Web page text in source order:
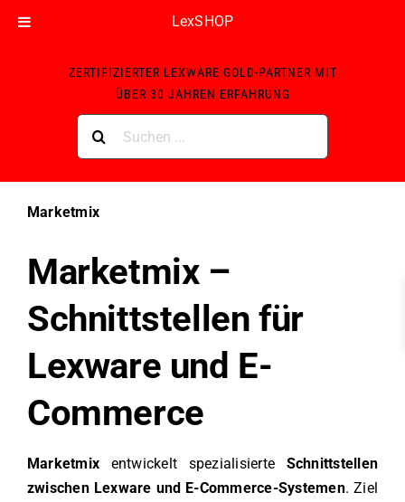
LexSHOP
ZERTIFIZIERTER LEXWARE GOLD-PARTNER MIT
ÜBER 30 JAHREN ERFAHRUNG
nach:
Marketmix
Marketmix –
Schnittstellen für
Lexware und E-
Commerce
Marketmix entwickelt spezialisierte Schnittstellen
zwischen Lexware und E-Commerce-Systemen. Ziel